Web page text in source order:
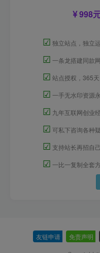
998
☑ 独立站点，独立
☑ 一条龙搭建同款
☑ 站点授权，365
☑ 一手无水印资源
☑ 九年互联网创业
☑ 可私下咨询各种
☑ 支持站长再招自
☑ 一比一复制全套
友链申请 免责声明